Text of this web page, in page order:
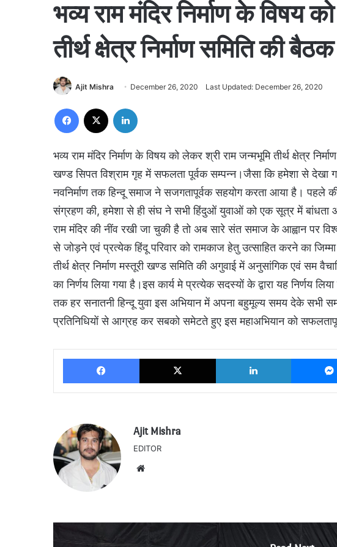
भव्य राम मंदिर निर्माण के विषय
तीर्थ क्षेत्र निर्माण समिति की
Ajit Mishra December 26, 2020 Last Updated: December 26, 2020
Facebook
भव्य राम मंदिर निर्माण के विषय को लेकर श्री राम जन्मभूमि तीर्थ क्षेत्र
खण्ड सिपत विश्राम गृह में सफलता पूर्वक सम्पन्न।जैसा कि हमेशा से देखा
नवनिर्माण तक हिन्दू समाज ने सजगतापूर्वक सहयोग करता आया है। पहले की
संग्रहण की, हमेशा से ही संघ ने सभी हिंदुओं युवाओं को एक सूत्र में
राम मंदिर की नींव रखी जा चुकी है तो अब सारे संत समाज के आह्वान पर
से जोड़ने एवं प्रत्येक हिंदू परिवार को रामकाज हेतु उत्साहित करने का
तीर्थ क्षेत्र निर्माण मस्तूरी खण्ड समिति की अगुवाई में अनुसांगिक एवं सम
का निर्णय लिया गया है।इस कार्य मे प्रत्येक सदस्यों के द्वारा यह निर्णय
तक हर सनातनी हिन्दू युवा इस अभियान में अपना बहुमूल्य समय देके सभी
प्रतिनिधियों से आग्रह कर सबको समेटते हुए इस महाअभियान को
Facebook X LinkedIn
Ajit Mishra
EDITOR